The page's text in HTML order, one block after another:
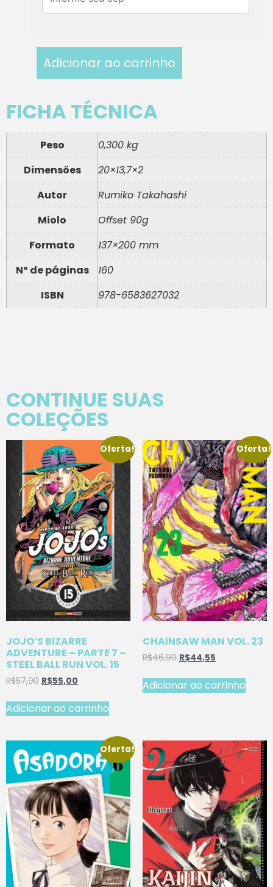
Adicionar ao carrinho
FICHA TÉCNICA
Peso
0,300 kg
Dimensões
20×13,7×2
Autor
Rumiko Takahashi
Miolo
Offset 90g
Formato
137×200 mm
Nº de páginas
160
ISBN
978-6583627032
CONTINUE SUAS
COLEÇÕES
Oferta!
JOJO’S BIZARRE
ADVENTURE – PARTE 7 –
STEEL BALL RUN VOL. 15
R$57,90 R$55,00
Adicionar ao carrinho
Oferta!
CHAINSAW MAN VOL. 23
R$46,90 R$44,55
Adicionar ao carrinho
Oferta!